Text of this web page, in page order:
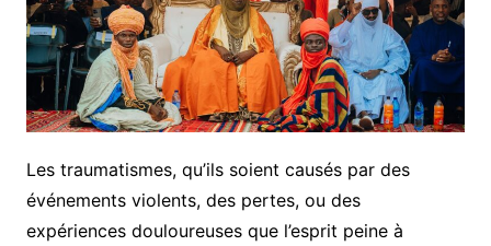
Les traumatismes, qu’ils soient causés par des
événements violents, des pertes, ou des
expériences douloureuses que l’esprit peine à